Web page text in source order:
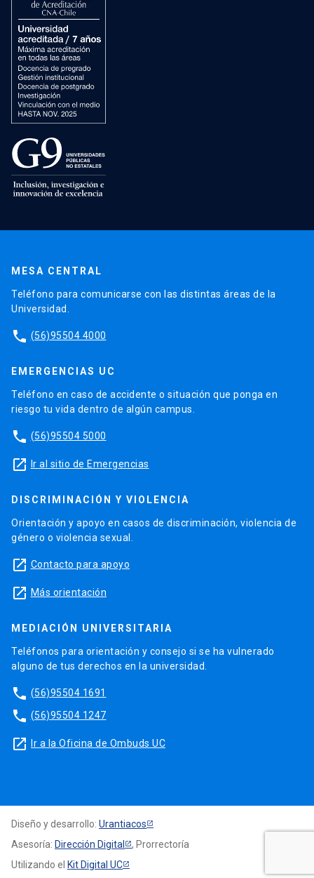
MESA CENTRAL
Teléfono para comunicarse con las distintas áreas de la
Universidad.
phone (56)95504 4000
EMERGENCIAS UC
Teléfono en caso de accidente o situación que ponga en
riesgo tu vida dentro de algún campus.
phone (56)95504 5000
launch Ir al sitio de Emergencias
DISCRIMINACIÓN Y VIOLENCIA
Orientación y apoyo en casos de discriminación, violencia de
género o violencia sexual.
launch Contacto para apoyo
launch Más orientación
MEDIACIÓN UNIVERSITARIA
Teléfonos para orientación y consejo si se ha vulnerado
alguno de tus derechos en la universidad.
phone (56)95504 1691
phone (56)95504 1247
launch Ir a la Oficina de Ombuds UC
Diseño y desarrollo: Urantiacos
Asesoría: Dirección Digital
, Prorrectoría
Utilizando el Kit Digital UC